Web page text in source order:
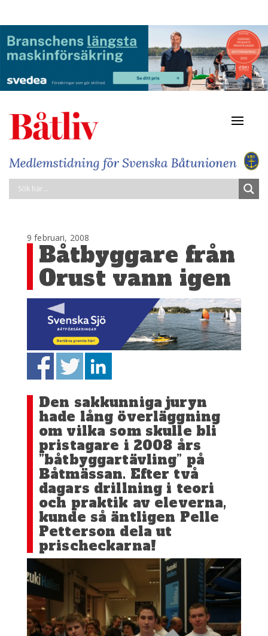
9 februari, 2008
Båtbyggare från
Orust vann igen
Den sakkunniga juryn
hade lång överläggning
om vilka som skulle bli
pristagare i 2008 års
”båtbyggartävling” på
Båtmässan. Efter två
dagars drillning i teori
och praktik av eleverna,
kunde så äntligen Pelle
Petterson dela ut
prischeckarna!